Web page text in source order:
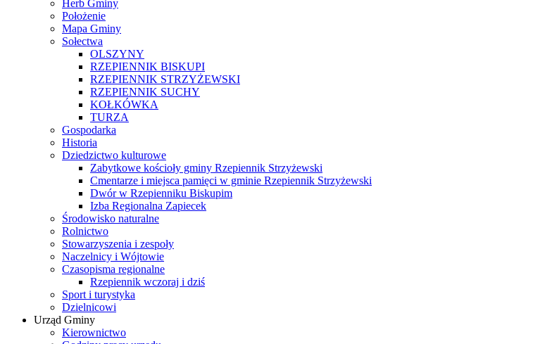
Internetowy
Herb Gminy
Położenie
Mapa Gminy
Sołectwa
OLSZYNY
RZEPIENNIK BISKUPI
RZEPIENNIK STRZYŻEWSKI
RZEPIENNIK SUCHY
KOŁKÓWKA
TURZA
Gospodarka
Historia
Dziedzictwo kulturowe
Zabytkowe kościoły gminy Rzepiennik Strzyżewski
Cmentarze i miejsca pamięci w gminie Rzepiennik Strzyżewski
Dwór w Rzepienniku Biskupim
Izba Regionalna Zapiecek
Środowisko naturalne
Rolnictwo
Stowarzyszenia i zespoły
Naczelnicy i Wójtowie
Czasopisma regionalne
Rzepiennik wczoraj i dziś
Sport i turystyka
Dzielnicowi
Urząd Gminy
Kierownictwo